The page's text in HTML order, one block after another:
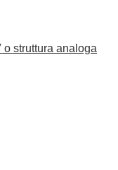
o struttura analoga